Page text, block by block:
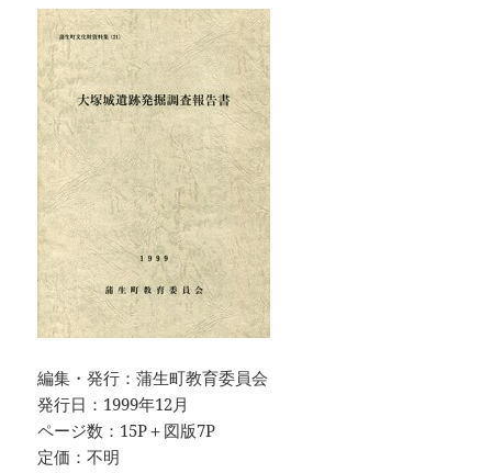
編集・発行：蒲生町教育委員会
発行日：1999年12月
ページ数：15P＋図版7P
定価：不明